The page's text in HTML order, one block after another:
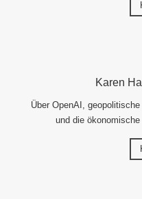
Karen
Über OpenAI,
und die